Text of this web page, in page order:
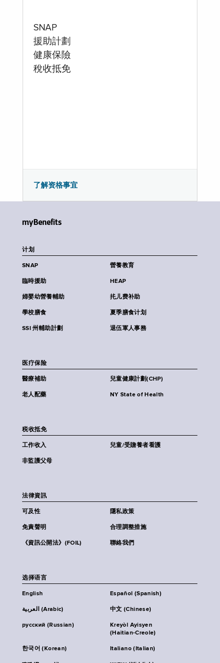
SNAP
援助計劃
健康保險
稅收抵免
了解资格事宜
myBenefits
计划
SNAP 營養教育
臨時援助 HEAP
婦嬰幼營養輔助 扥儿费补助
學校膳食 夏季膳食计划
SSI 州輔助計劃 退伍軍人事務
医疗保险
醫療補助 兒童健康計劃(CHP)
老人配藥 NY State of Health
税收抵免
工作收入 兒童/受贍養者看護
非監護父母
法律資訊
可及性 隱私政策
免責聲明 合理調整措施
《資訊公開法》(FOIL) 聯絡我們
选择语言
English Español (Spanish)
العربية (Arabic) 中文 (Chinese)
русский (Russian)
Kreyòl Ayisyen
(Haitian-Creole)
한국어 (Korean) Italiano (Italian)